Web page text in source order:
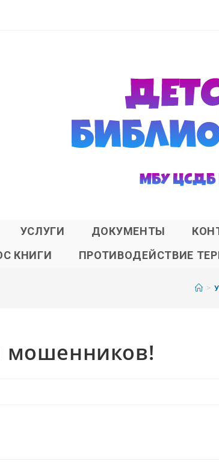
УСЛУГИ ДОКУМЕНТЫ
КНИГИ ПРОТИВОДЕЙСТВИЕ
>
мошенников!